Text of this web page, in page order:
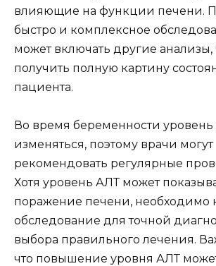
влияющие на функции печени.
быстро и комплексное
может включать другие анализы,
получить полную картину
пациента.
Во время беременности
изменяться, поэтому врачи могут
рекомендовать регулярные
Хотя уровень АЛТ может
поражение печени, необходимо
обследование для точной
выбора правильного лечения.
что повышение уровня АЛТ